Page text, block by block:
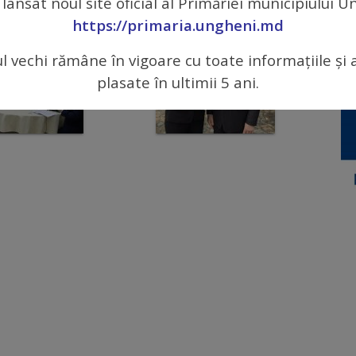
https://primaria.ungheni.md
vechi rămâne în vigoare cu toate informațiile și
plasate în ultimii 5 ani.